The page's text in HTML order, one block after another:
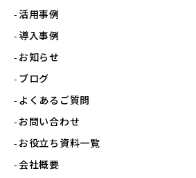
活用事例
導入事例
お知らせ
ブログ
よくあるご質問
お問い合わせ
お役立ち資料一覧
会社概要